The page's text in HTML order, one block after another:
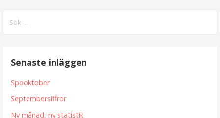
efter:
Senaste inläggen
Spooktober
Septembersiffror
Ny månad, ny statistik